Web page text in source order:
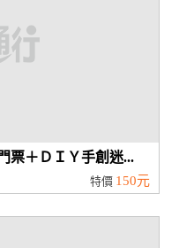
票＋ＤＩＹ手創迷...
特價 150元